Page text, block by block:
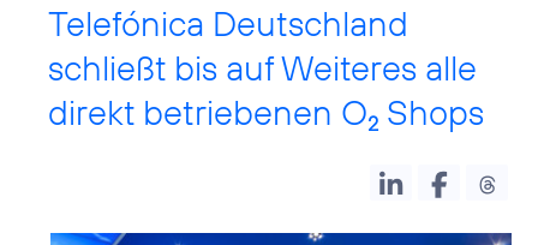
Telefónica Deutschland
schließt bis auf Weiteres alle
direkt betriebenen O2 Shops